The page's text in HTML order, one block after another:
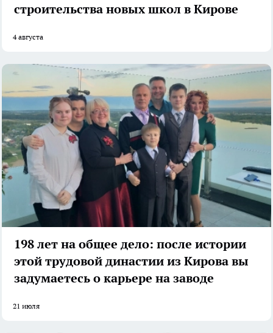
строительства новых школ в Кирове
4 августа
198 лет на общее дело: после истории
этой трудовой династии из Кирова вы
задумаетесь о карьере на заводе
21 июля